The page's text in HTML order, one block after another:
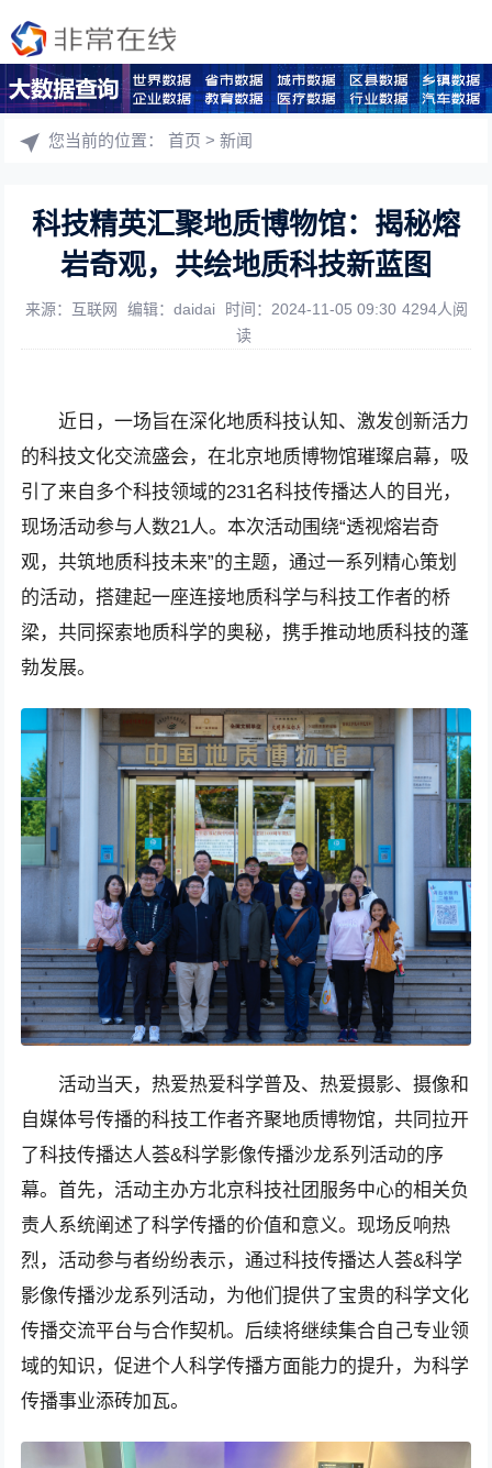
您当前的位置：首页 >新闻
科技精英汇聚地质博物馆：揭秘熔
岩奇观，共绘地质科技新蓝图
来源：互联网 编辑：daidai 时间：2024-11-05 09:30 4294人阅
读
近日，一场旨在深化地质科技认知、激发创新活力
的科技文化交流盛会，在北京地质博物馆璀璨启幕，吸
引了来自多个科技领域的231名科技传播达人的目光，
现场活动参与人数21人。本次活动围绕“透视熔岩奇
观，共筑地质科技未来”的主题，通过一系列精心策划
的活动，搭建起一座连接地质科学与科技工作者的桥
梁，共同探索地质科学的奥秘，携手推动地质科技的蓬
勃发展。
活动当天，热爱热爱科学普及、热爱摄影、摄像和
自媒体号传播的科技工作者齐聚地质博物馆，共同拉开
了科技传播达人荟&科学影像传播沙龙系列活动的序
幕。首先，活动主办方北京科技社团服务中心的相关负
责人系统阐述了科学传播的价值和意义。现场反响热
烈，活动参与者纷纷表示，通过科技传播达人荟&科学
影像传播沙龙系列活动，为他们提供了宝贵的科学文化
传播交流平台与合作契机。后续将继续集合自己专业领
域的知识，促进个人科学传播方面能力的提升，为科学
传播事业添砖加瓦。